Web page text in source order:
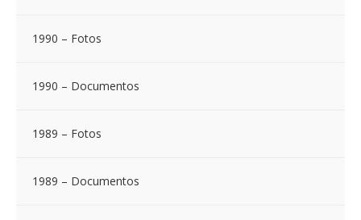
1990 – Fotos
1990 – Documentos
1989 – Fotos
1989 – Documentos